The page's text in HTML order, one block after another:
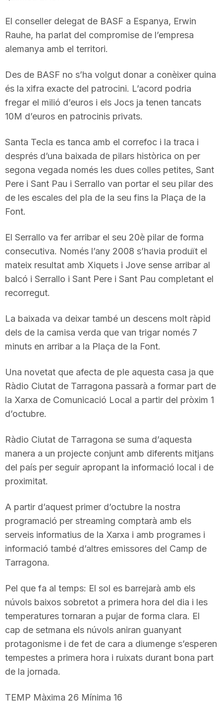
El conseller delegat de BASF a Espanya, Erwin
Rauhe, ha parlat del compromise de l’empresa
alemanya amb el territori.
Des de BASF no s’ha volgut donar a conèixer quina
és la xifra exacte del patrocini. L’acord podria
fregar el milió d’euros i els Jocs ja tenen tancats
10M d’euros en patrocinis privats.
Santa Tecla es tanca amb el correfoc i la traca i
després d’una baixada de pilars històrica on per
segona vegada només les dues colles petites, Sant
Pere i Sant Pau i Serrallo van portar el seu pilar des
de les escales del pla de la seu fins la Plaça de la
Font.
El Serrallo va fer arribar el seu 20è pilar de forma
consecutiva. Només l’any 2008 s’havia produït el
mateix resultat amb Xiquets i Jove sense arribar al
balcó i Serrallo i Sant Pere i Sant Pau completant el
recorregut.
La baixada va deixar també un descens molt ràpid
dels de la camisa verda que van trigar només 7
minuts en arribar a la Plaça de la Font.
Una novetat que afecta de ple aquesta casa ja que
Ràdio Ciutat de Tarragona passarà a formar part de
la Xarxa de Comunicació Local a partir del pròxim 1
d’octubre.
Ràdio Ciutat de Tarragona se suma d’aquesta
manera a un projecte conjunt amb diferents mitjans
del país per seguir apropant la informació local i de
proximitat.
A partir d’aquest primer d’octubre la nostra
programació per streaming comptarà amb els
serveis informatius de la Xarxa i amb programes i
informació també d’altres emissores del Camp de
Tarragona.
Pel que fa al temps: El sol es barrejarà amb els
núvols baixos sobretot a primera hora del dia i les
temperatures tornaran a pujar de forma clara. El
cap de setmana els núvols aniran guanyant
protagonisme i de fet de cara a diumenge s’esperen
tempestes a primera hora i ruixats durant bona part
de la jornada.
TEMP Màxima 26 Mínima 16